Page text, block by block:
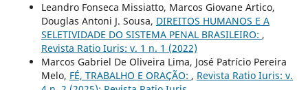
Leandro Fonseca Missiatto, Marcos Giovane Artico,
Douglas Antoni J. Sousa, DIREITOS HUMANOS E A
SELETIVIDADE DO SISTEMA PENAL BRASILEIRO: ,
Revista Ratio Iuris: v. 1 n. 1 (2022)
Marcos Gabriel De Oliveira Lima, José Patrício Pereira
Melo, FÉ, TRABALHO E ORAÇÃO: , Revista Ratio Iuris: v.